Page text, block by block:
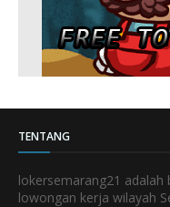
TENTANG
lokersemarang21
lowongan kerja wilayah